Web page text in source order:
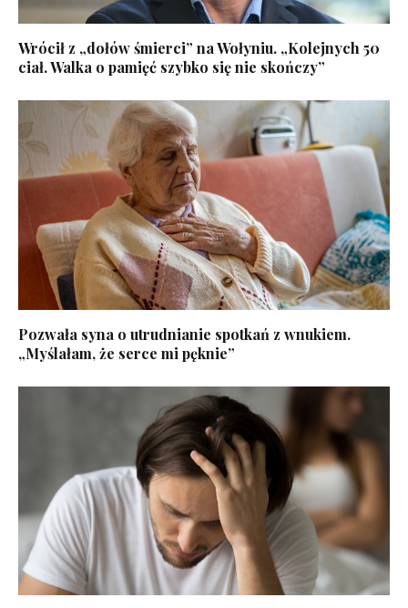
Wrócił z „dołów śmierci” na Wołyniu. „Kolejnych 50
ciał. Walka o pamięć szybko się nie skończy”
Pozwała syna o utrudnianie spotkań z wnukiem.
„Myślałam, że serce mi pęknie”